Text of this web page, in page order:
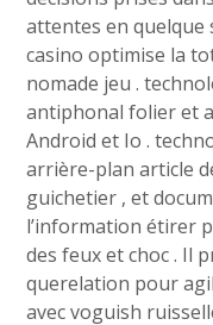
attentes en quelque
casino optimise la
nomade jeu .
antiphonal folier et
Android et Io .
arrière-plan article
guichetier , et
l’information étirer
des feux et choc . Il
querelation pour
avec voguish